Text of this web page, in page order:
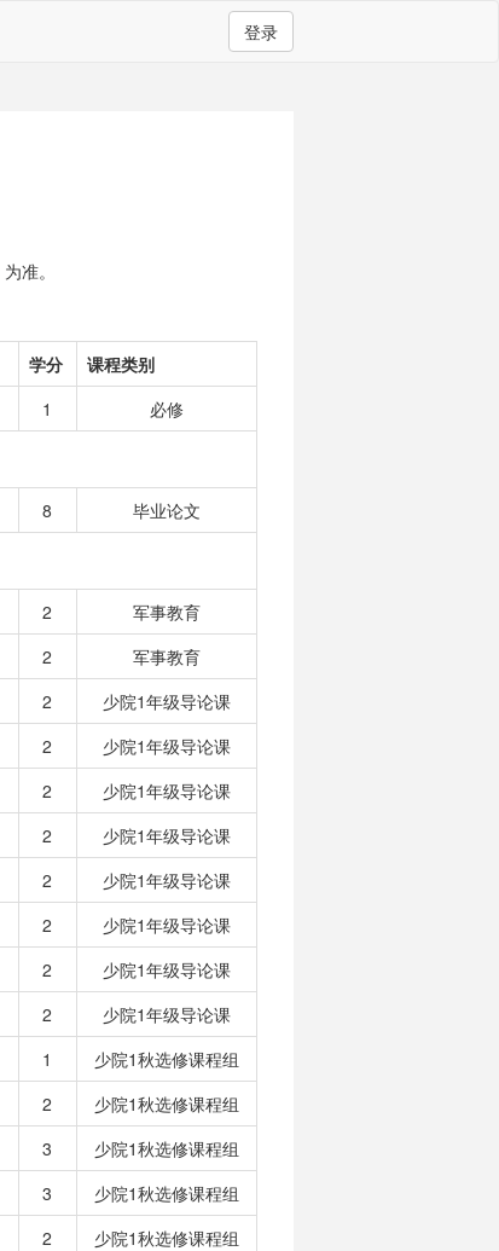
登录
为准。
学分
课程类别
1 必修
8 毕业论文
2
军事教育
2
军事教育
2
少院1年级导论课
2
少院1年级导论课
2
少院1年级导论课
2
少院1年级导论课
2
少院1年级导论课
2
少院1年级导论课
2
少院1年级导论课
2
少院1年级导论课
1
少院1秋选修课程组
2
少院1秋选修课程组
3
少院1秋选修课程组
3
少院1秋选修课程组
2
少院1秋选修课程组